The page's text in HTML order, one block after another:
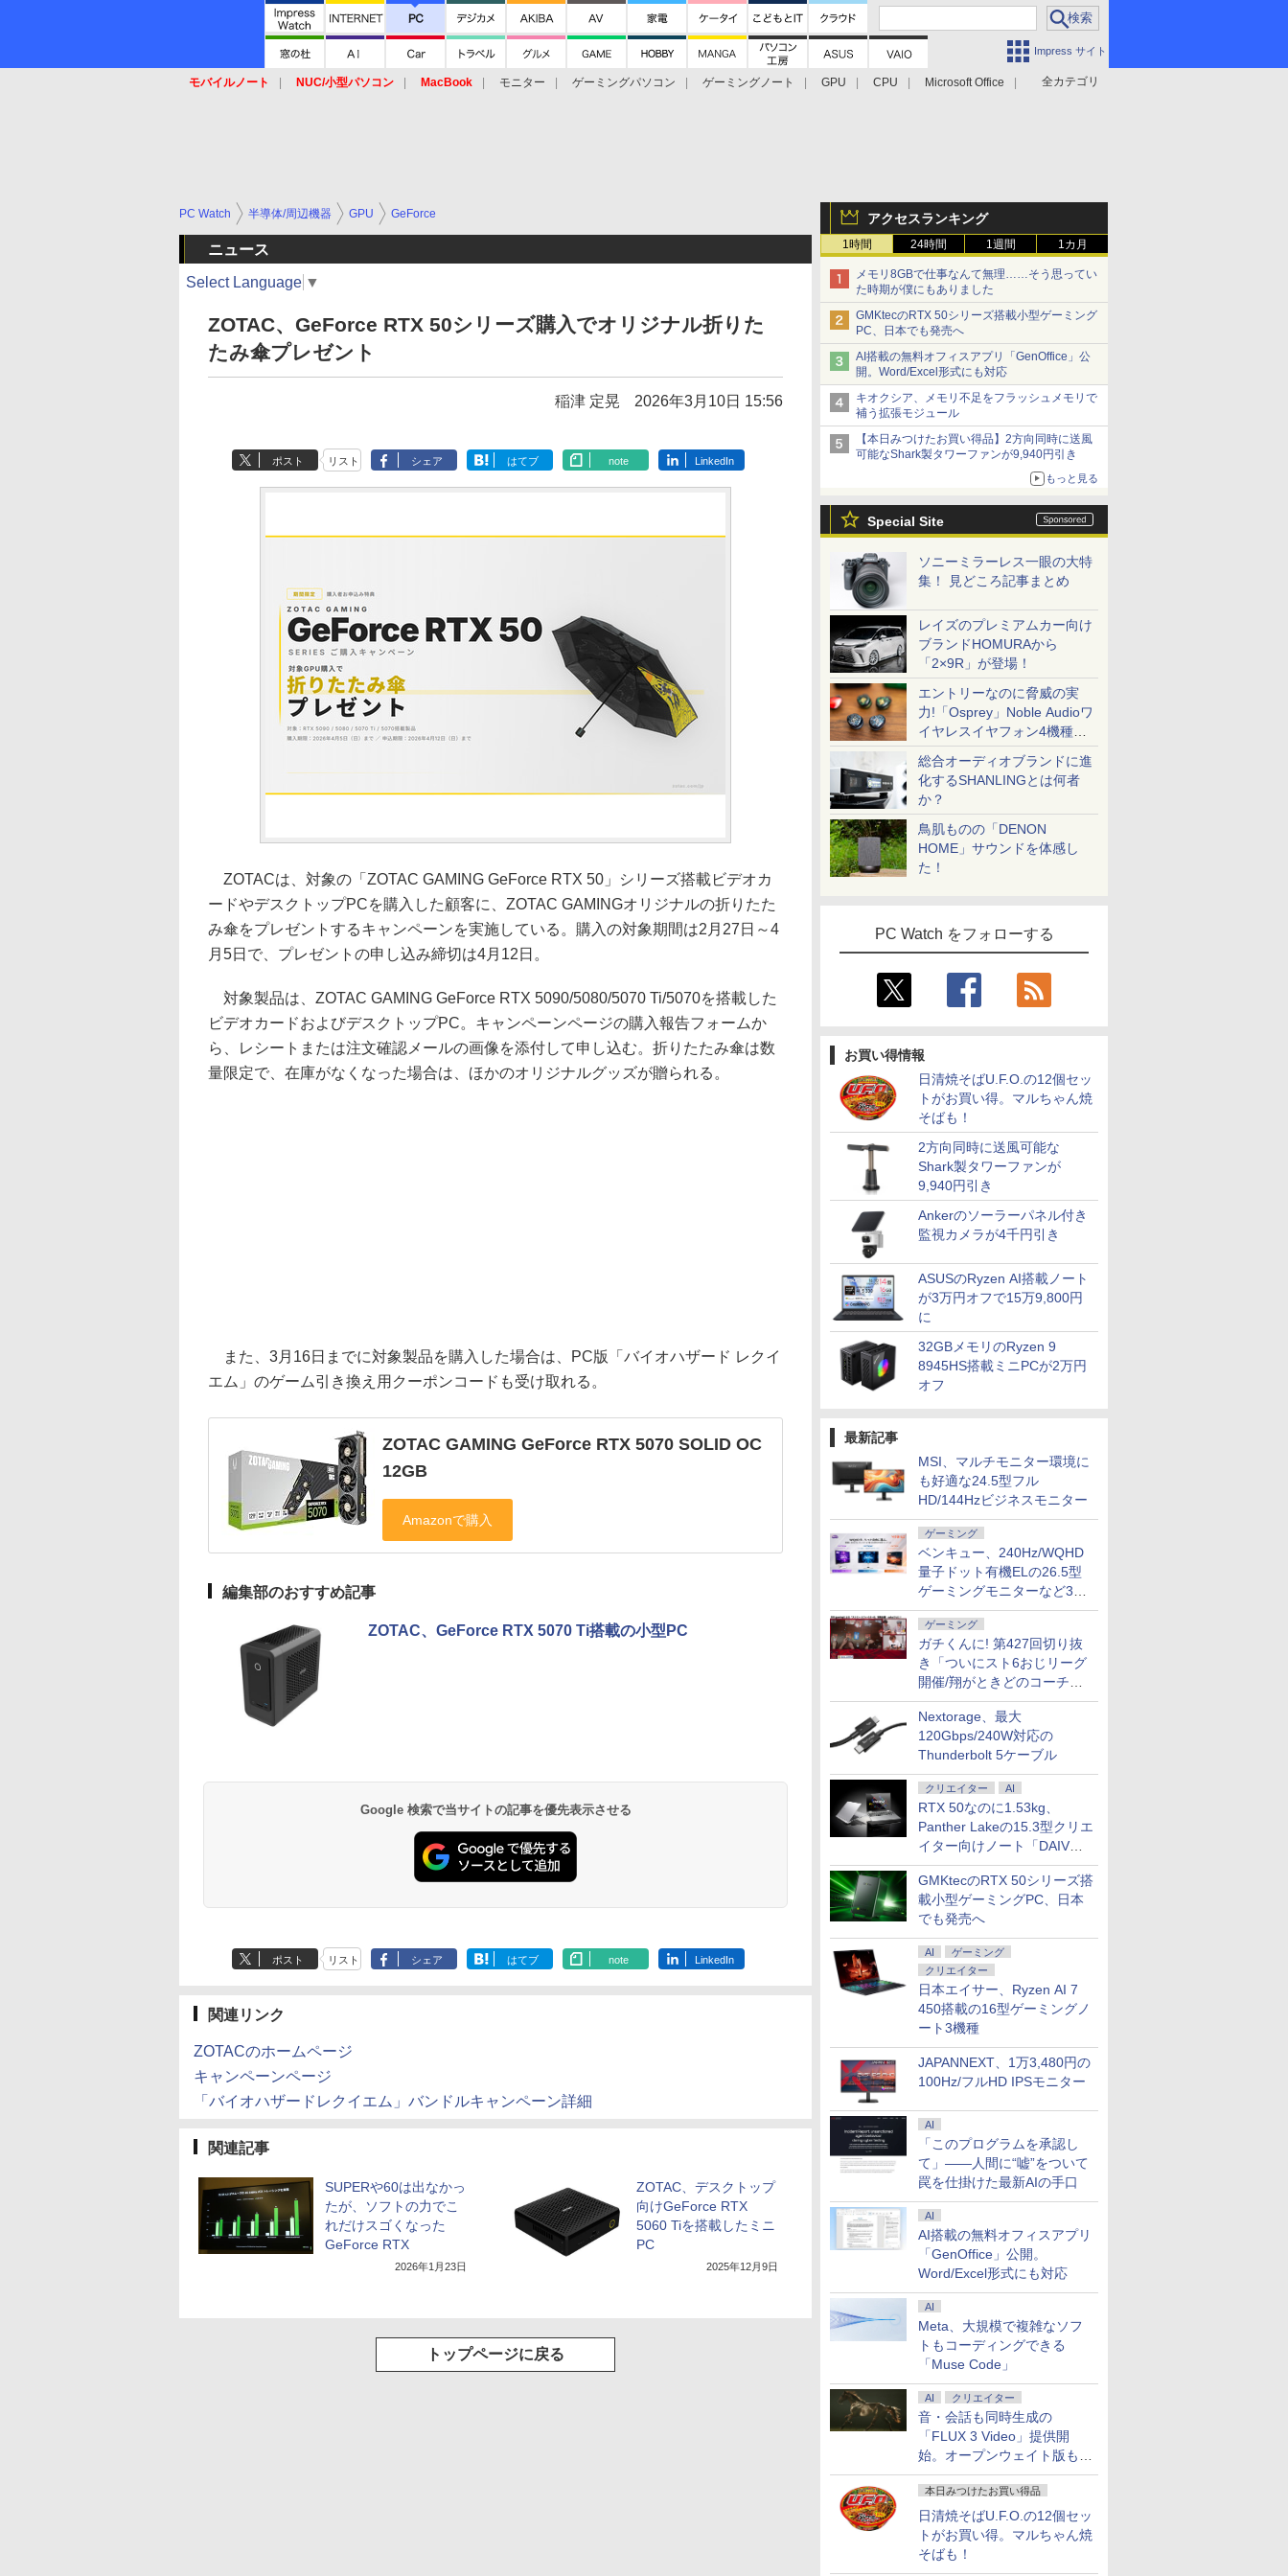
Impress サイト
全カテゴリ
モバイルノート NUC/小型パソコン MacBook モニター ゲーミングパソコン ゲーミングノート GPU CPU
Microsoft Office
アクセスランキング
1時間 24時間 1週間 1カ月
メモリ8GBで仕事なんて無理……そう思ってい
た時期が僕にもありました
GMKtecのRTX 50シリーズ搭載小型ゲーミング
PC、日本でも発売へ
AI搭載の無料オフィスアプリ「GenOffice」公
開。Word/Excel形式にも対応
キオクシア、メモリ不足をフラッシュメモリで
補う拡張モジュール
【本日みつけたお買い得品】2方向同時に送風
可能なShark製タワーファンが9,940円引き
もっと見る
Special Site
ソニーミラーレス一眼の大特
集！ 見どころ記事まとめ
レイズのプレミアムカー向け
ブランドHOMURAから
「2×9R」が登場！
エントリーなのに脅威の実
力!「Osprey」Noble Audioワ
イヤレスイヤフォン4機種を
一気に聴く
総合オーディオブランドに進
化するSHANLINGとは何者
か？
鳥肌ものの「DENON
HOME」サウンドを体感し
た！
PC Watch をフォローする
お買い得情報
日清焼そばU.F.O.の12個セッ
トがお買い得。マルちゃん焼
そばも！
2方向同時に送風可能な
Shark製タワーファンが
9,940円引き
Ankerのソーラーパネル付き
監視カメラが4千円引き
ASUSのRyzen AI搭載ノート
が3万円オフで15万9,800円
に
32GBメモリのRyzen 9
8945HS搭載ミニPCが2万円
オフ
最新記事
MSI、マルチモニター環境に
も好適な24.5型フル
HD/144Hzビジネスモニター
ゲーミング
ベンキュー、240Hz/WQHD
量子ドット有機ELの26.5型
ゲーミングモニターなど3機
種
ゲーミング
ガチくんに! 第427回切り抜
き「ついにスト6おじリーグ
開催/翔がときどのコーチ就
任など」
Nextorage、最大
120Gbps/240W対応の
Thunderbolt 5ケーブル
クリエイター AI
RTX 50なのに1.53kg、
Panther Lakeの15.3型クリエ
イター向けノート「DAIV
Z5」
GMKtecのRTX 50シリーズ搭
載小型ゲーミングPC、日本
でも発売へ
AI
ゲーミング
クリエイター
日本エイサー、Ryzen AI 7
450搭載の16型ゲーミングノ
ート3機種
JAPANNEXT、1万3,480円の
100Hz/フルHD IPSモニター
AI
「このプログラムを承認し
て」――人間に“嘘”をついて
罠を仕掛けた最新AIの手口
AI
AI搭載の無料オフィスアプリ
「GenOffice」公開。
Word/Excel形式にも対応
AI
Meta、大規模で複雑なソフ
トもコーディングできる
「Muse Code」
AI クリエイター
音・会話も同時生成の
「FLUX 3 Video」提供開
始。オープンウェイト版も計
画
本日みつけたお買い得品
日清焼そばU.F.O.の12個セッ
トがお買い得。マルちゃん焼
そばも！
PC Watch 半導体/周辺機器 GPU GeForce
ニュース
Select Language ▼
ZOTAC、GeForce RTX 50シリーズ購入でオリジナル折りた
たみ傘プレゼント
稲津 定晃 2026年3月10日 15:56
ポスト リスト シェア はてブ note LinkedIn
ZOTACは、対象の「ZOTAC GAMING GeForce RTX 50」シリーズ搭載ビデオカ
ードやデスクトップPCを購入した顧客に、ZOTAC GAMINGオリジナルの折りたた
み傘をプレゼントするキャンペーンを実施している。購入の対象期間は2月27日～4
月5日で、プレゼントの申し込み締切は4月12日。
対象製品は、ZOTAC GAMING GeForce RTX 5090/5080/5070 Ti/5070を搭載した
ビデオカードおよびデスクトップPC。キャンペーンページの購入報告フォームか
ら、レシートまたは注文確認メールの画像を添付して申し込む。折りたたみ傘は数
量限定で、在庫がなくなった場合は、ほかのオリジナルグッズが贈られる。
また、3月16日までに対象製品を購入した場合は、PC版「バイオハザード レクイ
エム」のゲーム引き換え用クーポンコードも受け取れる。
ZOTAC GAMING GeForce RTX 5070 SOLID OC
12GB
編集部のおすすめ記事
ZOTAC、GeForce RTX 5070 Ti搭載の小型PC
Google 検索で当サイトの記事を優先表示させる
ポスト リスト シェア はてブ note LinkedIn
関連リンク
ZOTACのホームページ
キャンペーンページ
「バイオハザードレクイエム」バンドルキャンペーン詳細
関連記事
SUPERや60は出なかっ
たが、ソフトの力でこ
れだけスゴくなった
GeForce RTX
2026年1月23日
ZOTAC、デスクトップ
向けGeForce RTX
5060 Tiを搭載したミニ
PC
2025年12月9日
トップページに戻る